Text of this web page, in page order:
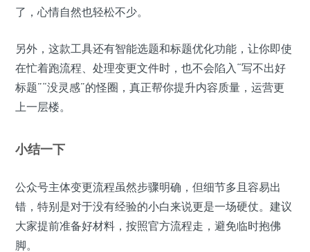
了，心情自然也轻松不少。
另外，这款工具还有智能选题和标题优化功能，让你即使
在忙着跑流程、处理变更文件时，也不会陷入“写不出好
标题”“没灵感”的怪圈，真正帮你提升内容质量，运营更
上一层楼。
小结一下
公众号主体变更流程虽然步骤明确，但细节多且容易出
错，特别是对于没有经验的小白来说更是一场硬仗。建议
大家提前准备好材料，按照官方流程走，避免临时抱佛
脚。